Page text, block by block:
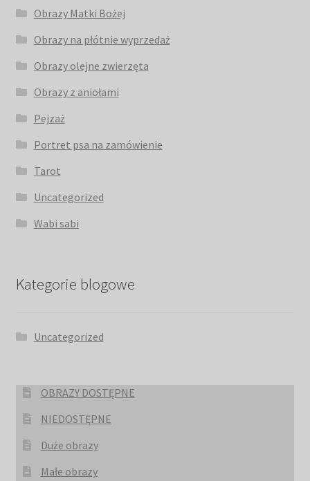
Obrazy Matki Bożej
Obrazy na płótnie wyprzedaż
Obrazy olejne zwierzęta
Obrazy z aniołami
Pejzaż
Portret psa na zamówienie
Tarot
Uncategorized
Wabi sabi
Kategorie blogowe
Uncategorized
OBRAZY DOSTĘPNE
NIEDOSTĘPNE
Duże obrazy
Małe obrazy